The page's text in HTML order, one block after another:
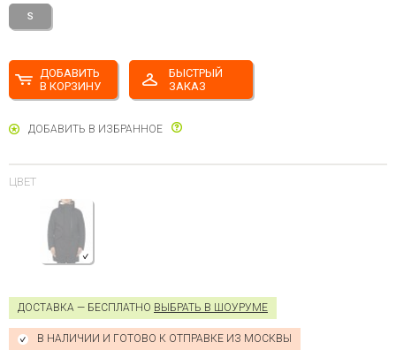
S
ДОБАВИТЬ
В КОРЗИНУ
БЫСТРЫЙ
ЗАКАЗ
ДОБАВИТЬ В ИЗБРАННОЕ
ЦВЕТ
ДОСТАВКА — БЕСПЛАТНО ВЫБРАТЬ В ШОУРУМЕ
В НАЛИЧИИ И ГОТОВО К ОТПРАВКЕ ИЗ МОСКВЫ